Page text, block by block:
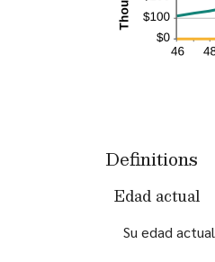
Definitions
Edad actual
Su edad actual